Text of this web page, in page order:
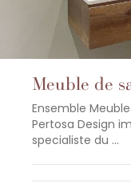
Meuble de
Ensemble
Pertosa Design
specialiste du ...